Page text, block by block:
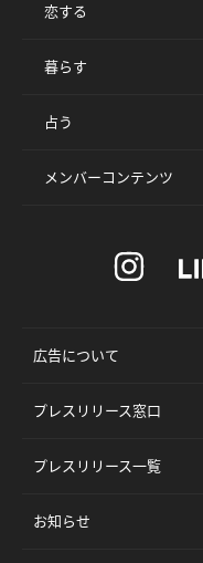
恋する
暮らす
占う
メンバーコンテンツ
広告について
プレスリリース窓口
プレスリリース一覧
お知らせ